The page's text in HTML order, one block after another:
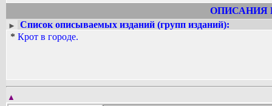
ОПИСАНИЯ
►
Список описываемых изданий (групп изданий):
* Крот в городе.
▲